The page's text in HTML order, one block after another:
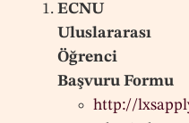
ECNU
Uluslararası
Öğrenci
Başvuru Formu
http://